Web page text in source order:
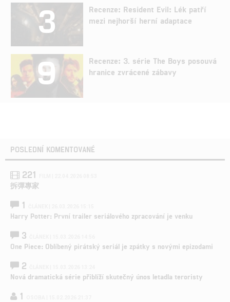
3
Recenze: Resident Evil: Lék patří
mezi nejhorší herní adaptace
9
Recenze: 3. série The Boys posouvá
hranice zvrácené zábavy
POSLEDNÍ KOMENTOVANÉ
221
拆彈專家
1
Harry Potter: První trailer seriálového zpracování je venku
3
One Piece: Oblíbený pirátský seriál je zpátky s novými epizodami
2
Nová dramatická série přiblíží skutečný únos letadla teroristy
1